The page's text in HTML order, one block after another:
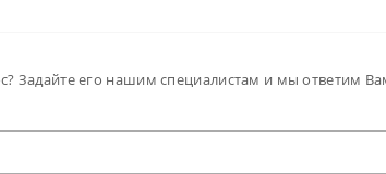
Задайте его нашим специалистам и мы ответим